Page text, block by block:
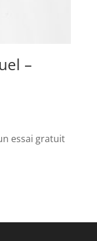
–
essai gratuit